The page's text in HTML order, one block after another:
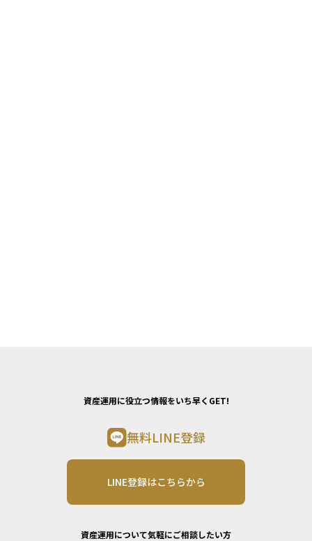
資産運用に役立つ情報をいち早くGET!
無料LINE登録
LINE登録はこちらから
資産運用について気軽にご相談したい方